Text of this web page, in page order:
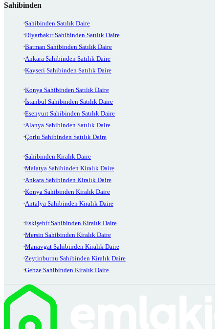
Sahibinden
Sahibinden Satılık Daire
Diyarbakır Sahibinden Satılık Daire
Batman Sahibinden Satılık Daire
Ankara Sahibinden Satılık Daire
Kayseri Sahibinden Satılık Daire
Konya Sahibinden Satılık Daire
İstanbul Sahibinden Satılık Daire
Esenyurt Sahibinden Satılık Daire
Alanya Sahibinden Satılık Daire
Çorlu Sahibinden Satılık Daire
Sahibinden Kiralık Daire
Malatya Sahibinden Kiralık Daire
Ankara Sahibinden Kiralık Daire
Konya Sahibinden Kiralık Daire
Antalya Sahibinden Kiralık Daire
Eskişehir Sahibinden Kiralık Daire
Mersin Sahibinden Kiralık Daire
Manavgat Sahibinden Kiralık Daire
Zeytinburnu Sahibinden Kiralık Daire
Gebze Sahibinden Kiralık Daire